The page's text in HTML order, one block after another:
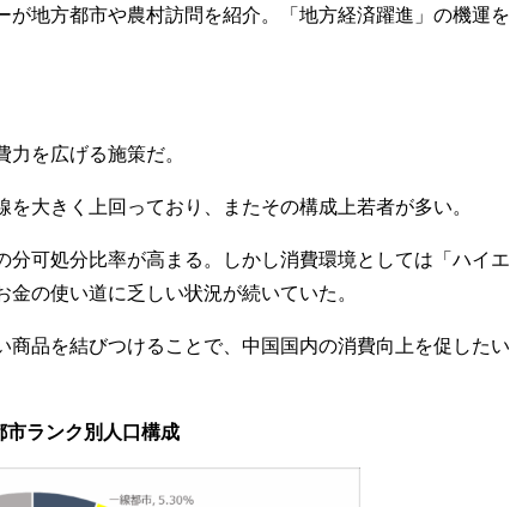
地方都市や農村訪問を紹介。「地方経済躍進」の機運を
を広げる施策だ。
大きく上回っており、またその構成上若者が多い。
可処分比率が高まる。しかし消費環境としては「ハイエ
の使い道に乏しい状況が続いていた。
品を結びつけることで、中国国内の消費向上を促したい
ランク別人口構成